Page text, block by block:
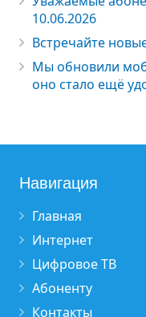
10.06.2026
Встречайте
Мы обновили
оно стало ещё
Навигация
Главная
Интернет
Цифровое ТВ
Абоненту
Контакты